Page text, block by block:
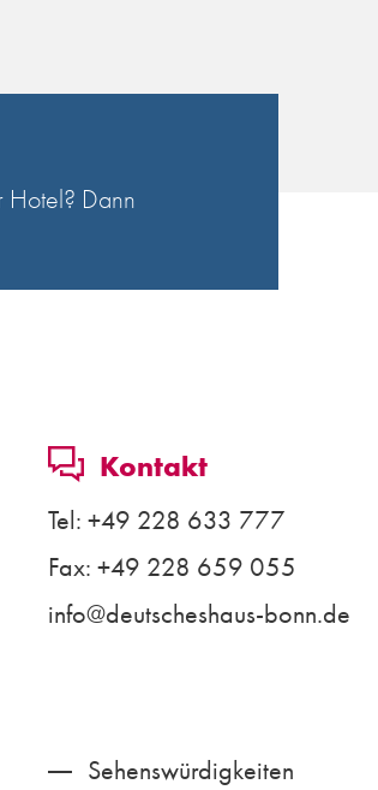
Hotel? Dann
Kontakt
Tel: +49 228 633 777
Fax: +49 228 659 055
info@deutscheshaus-bonn.de
Sehenswürdigkeiten